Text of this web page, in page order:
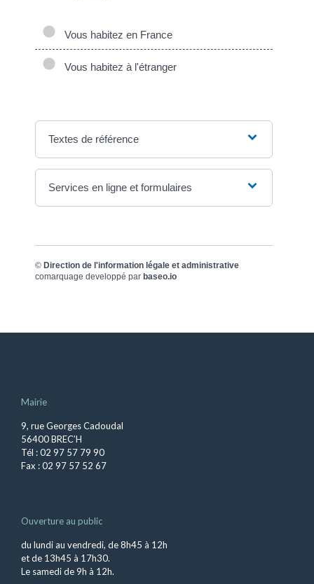
Vous habitez en France
Vous habitez à l'étranger
Textes de référence
Services en ligne et formulaires
© Direction de l'information légale et administrative
comarquage developpé par baseo.io
Mairie
9, rue Georges Cadoudal
56400 BREC’H
Tél : 02 97 57 79 90
Fax : 02 97 57 52 67
Ouverture au public
du lundi au vendredi, de 8h45 à 12h
et de 13h45 à 17h30.
Le samedi de 9h à 12h.